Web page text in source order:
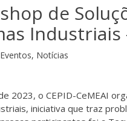
de
Industriais
Eventos, Notícias
2023, o CEPID-CeMEAI
iniciativa que traz